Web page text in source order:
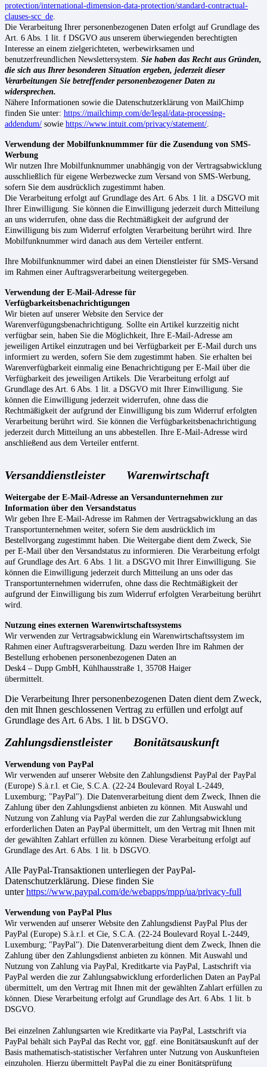
protection/international-dimension-data-protection/standard-contractual-
clauses-scc_de
Die Verarbeitung Ihrer personenbezogenen Daten erfolgt auf Grundlage des
Art. 6 Abs. 1 lit. f DSGVO aus unserem überwiegenden berechtigten
Interesse an einem zielgerichteten, werbewirksamen und
benutzerfreundlichen Newslettersystem. Sie haben das Recht aus Gründen,
die sich aus Ihrer besonderen Situation ergeben, jederzeit dieser
Verarbeitungen Sie betreffender personenbezogener Daten zu
widersprechen.
Nähere Informationen sowie die Datenschutzerklärung von MailChimp
finden Sie unter: https://mailchimp.com/de/legal/data-processing-
addendum/ sowie https://www.intuit.com/privacy/statement/
Verwendung der Mobilfunknummmer für die Zusendung von SMS-
Werbung
Wir nutzen Ihre Mobilfunknummer unabhängig von der Vertragsabwicklung
ausschließlich für eigene Werbezwecke zum Versand von SMS-Werbung,
sofern Sie dem ausdrücklich zugestimmt haben.
Die Verarbeitung erfolgt auf Grundlage des Art. 6 Abs. 1 lit. a DSGVO mit
Ihrer Einwilligung. Sie können die Einwilligung jederzeit durch Mitteilung
an uns widerrufen, ohne dass die Rechtmäßigkeit der aufgrund der
Einwilligung bis zum Widerruf erfolgten Verarbeitung berührt wird. Ihre
Mobilfunknummer wird danach aus dem Verteiler entfernt.
Ihre Mobilfunknummer wird dabei an einen Dienstleister für SMS-Versand
im Rahmen einer Auftragsverarbeitung weitergegeben.
Verwendung der E-Mail-Adresse für
Verfügbarkeitsbenachrichtigungen
Wir bieten auf unserer Website den Service der
Warenverfügungsbenachrichtigung. Sollte ein Artikel kurzzeitig nicht
verfügbar sein, haben Sie die Möglichkeit, Ihre E-Mail-Adresse am
jeweiligen Artikel einzutragen und bei Verfügbarkeit per E-Mail durch uns
informiert zu werden, sofern Sie dem zugestimmt haben. Sie erhalten bei
Warenverfügbarkeit einmalig eine Benachrichtigung per E-Mail über die
Verfügbarkeit des jeweiligen Artikels. Die Verarbeitung erfolgt auf
Grundlage des Art. 6 Abs. 1 lit. a DSGVO mit Ihrer Einwilligung. Sie
können die Einwilligung jederzeit widerrufen, ohne dass die
Rechtmäßigkeit der aufgrund der Einwilligung bis zum Widerruf erfolgten
Verarbeitung berührt wird. Sie können die Verfügbarkeitsbenachrichtigung
jederzeit durch Mitteilung an uns abbestellen. Ihre E-Mail-Adresse wird
anschließend aus dem Verteiler entfernt.
Versanddienstleister Warenwirtschaft
Weitergabe der E-Mail-Adresse an Versandunternehmen zur
Information über den Versandstatus
Wir geben Ihre E-Mail-Adresse im Rahmen der Vertragsabwicklung an das
Transportunternehmen weiter, sofern Sie dem ausdrücklich im
Bestellvorgang zugestimmt haben. Die Weitergabe dient dem Zweck, Sie
per E-Mail über den Versandstatus zu informieren. Die Verarbeitung erfolgt
auf Grundlage des Art. 6 Abs. 1 lit. a DSGVO mit Ihrer Einwilligung. Sie
können die Einwilligung jederzeit durch Mitteilung an uns oder das
Transportunternehmen widerrufen, ohne dass die Rechtmäßigkeit der
aufgrund der Einwilligung bis zum Widerruf erfolgten Verarbeitung berührt
wird.
Nutzung eines externen Warenwirtschaftssystems
Wir verwenden zur Vertragsabwicklung ein Warenwirtschaftssystem im
Rahmen einer Auftragsverarbeitung. Dazu werden Ihre im Rahmen der
Bestellung erhobenen personenbezogenen Daten an
Desk4 – Dupp GmbH, Kühlhausstraße 1, 35708 Haiger
übermittelt.
Die Verarbeitung Ihrer personenbezogenen Daten dient dem Zweck,
den mit Ihnen geschlossenen Vertrag zu erfüllen und erfolgt auf
Grundlage des Art. 6 Abs. 1 lit. b DSGVO.
Zahlungsdienstleister Bonitätsauskunft
Verwendung von PayPal
Wir verwenden auf unserer Website den Zahlungsdienst PayPal der PayPal
(Europe) S.à.r.l. et Cie, S.C.A. (22-24 Boulevard Royal L-2449,
Luxemburg; "PayPal"). Die Datenverarbeitung dient dem Zweck, Ihnen die
Zahlung über den Zahlungsdienst anbieten zu können. Mit Auswahl und
Nutzung von Zahlung via PayPal werden die zur Zahlungsabwicklung
erforderlichen Daten an PayPal übermittelt, um den Vertrag mit Ihnen mit
der gewählten Zahlart erfüllen zu können. Diese Verarbeitung erfolgt auf
Grundlage des Art. 6 Abs. 1 lit. b DSGVO.
Alle PayPal-Transaktionen unterliegen der PayPal-
Datenschutzerklärung. Diese finden Sie
unterhttps://www.paypal.com/de/webapps/mpp/ua/privacy-full
Verwendung von PayPal Plus
Wir verwenden auf unserer Website den Zahlungsdienst PayPal Plus der
PayPal (Europe) S.à.r.l. et Cie, S.C.A. (22-24 Boulevard Royal L-2449,
Luxemburg; "PayPal"). Die Datenverarbeitung dient dem Zweck, Ihnen die
Zahlung über den Zahlungsdienst anbieten zu können. Mit Auswahl und
Nutzung von Zahlung via PayPal, Kreditkarte via PayPal, Lastschrift via
PayPal werden die zur Zahlungsabwicklung erforderlichen Daten an PayPal
übermittelt, um den Vertrag mit Ihnen mit der gewählten Zahlart erfüllen zu
können. Diese Verarbeitung erfolgt auf Grundlage des Art. 6 Abs. 1 lit. b
DSGVO.
Bei einzelnen Zahlungsarten wie Kreditkarte via PayPal, Lastschrift via
PayPal behält sich PayPal das Recht vor, ggf. eine Bonitätsauskunft auf der
Basis mathematisch-statistischer Verfahren unter Nutzung von Auskunfteien
einzuholen. Hierzu übermittelt PayPal die zu einer Bonitätsprüfung